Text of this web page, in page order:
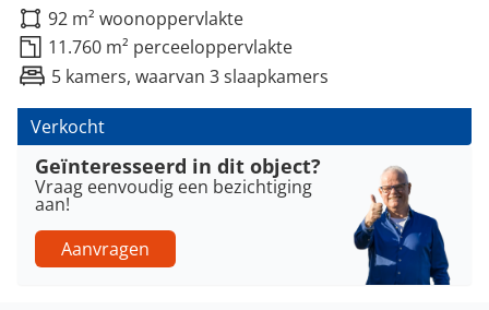
92 m² woonoppervlakte
11.760 m² perceeloppervlakte
5 kamers, waarvan 3 slaapkamers
Verkocht
Geïnteresseerd in dit object?
Vraag eenvoudig een bezichtiging
aan!
Aanvragen